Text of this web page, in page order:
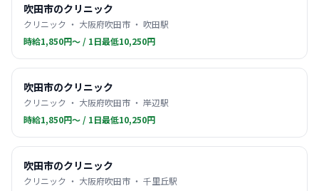
吹田市のクリニック
クリニック ・ 大阪府吹田市 ・ 吹田駅
時給1,850円〜 / 1日最低10,250円
吹田市のクリニック
クリニック ・ 大阪府吹田市 ・ 岸辺駅
時給1,850円〜 / 1日最低10,250円
吹田市のクリニック
クリニック ・ 大阪府吹田市 ・ 千里丘駅